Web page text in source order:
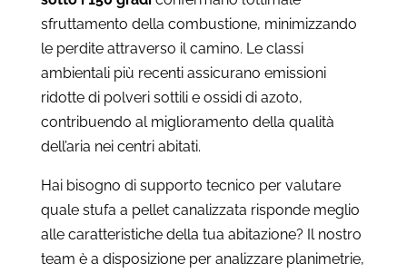
sfruttamento della combustione, minimizzando
le perdite attraverso il camino. Le classi
ambientali più recenti assicurano emissioni
ridotte di polveri sottili e ossidi di azoto,
contribuendo al miglioramento della qualità
dell’aria nei centri abitati.
Hai bisogno di supporto tecnico per valutare
quale stufa a pellet canalizzata risponde meglio
alle caratteristiche della tua abitazione? Il nostro
team è a disposizione per analizzare planimetrie,